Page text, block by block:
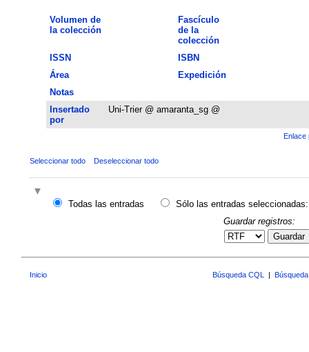
Volumen de
la colección
Fascículo
de la
colección
ISSN
ISBN
Área
Expedición
Notas
Insertado
por
Uni-Trier @ amaranta_sg @
Enlace
Seleccionar todo Deseleccionar todo
Todas las entradas
Sólo las entradas seleccionadas:
Guardar registros:
Guardar
Inicio Búsqueda CQL